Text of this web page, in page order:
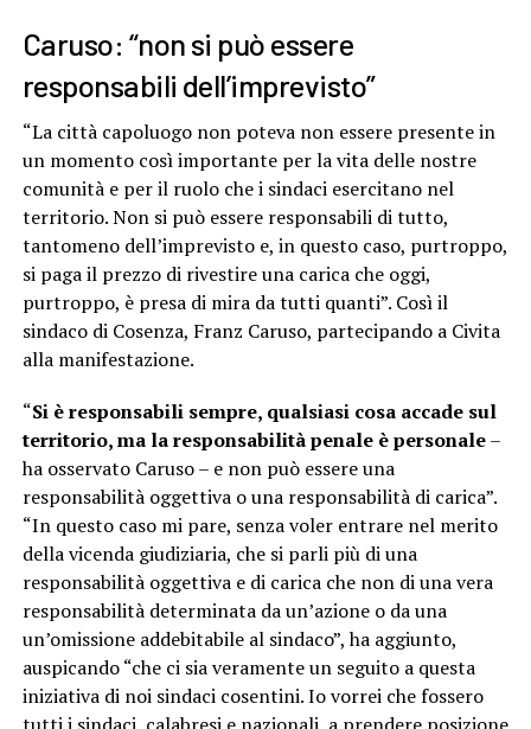
Caruso: “non si può essere
responsabili dell’imprevisto”
“La città capoluogo non poteva non essere presente in
un momento così importante per la vita delle nostre
comunità e per il ruolo che i sindaci esercitano nel
territorio. Non si può essere responsabili di tutto,
tantomeno dell’imprevisto e, in questo caso, purtroppo,
si paga il prezzo di rivestire una carica che oggi,
purtroppo, è presa di mira da tutti quanti”. Così il
sindaco di Cosenza, Franz Caruso, partecipando a Civita
alla manifestazione.
“Si è responsabili sempre, qualsiasi cosa accade sul
territorio, ma la responsabilità penale è personale–
ha osservato Caruso – e non può essere una
responsabilità oggettiva o una responsabilità di carica”.
“In questo caso mi pare, senza voler entrare nel merito
della vicenda giudiziaria, che si parli più di una
responsabilità oggettiva e di carica che non di una vera
responsabilità determinata da un’azione o da una
un’omissione addebitabile al sindaco”, ha aggiunto,
auspicando “che ci sia veramente un seguito a questa
iniziativa di noi sindaci cosentini. Io vorrei che fossero